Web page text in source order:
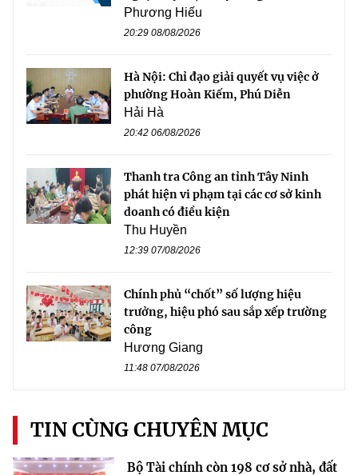
Phương Hiếu
20:29 08/08/2026
Hà Nội: Chỉ đạo giải quyết vụ việc ở
phường Hoàn Kiếm, Phú Diễn
Hải Hà
20:42 06/08/2026
Thanh tra Công an tỉnh Tây Ninh
phát hiện vi phạm tại các cơ sở kinh
doanh có điều kiện
Thu Huyền
12:39 07/08/2026
Chính phủ “chốt” số lượng hiệu
trưởng, hiệu phó sau sắp xếp trường
công
Hương Giang
11:48 07/08/2026
TIN CÙNG CHUYÊN MỤC
Bộ Tài chính còn 198 cơ sở nhà, đất